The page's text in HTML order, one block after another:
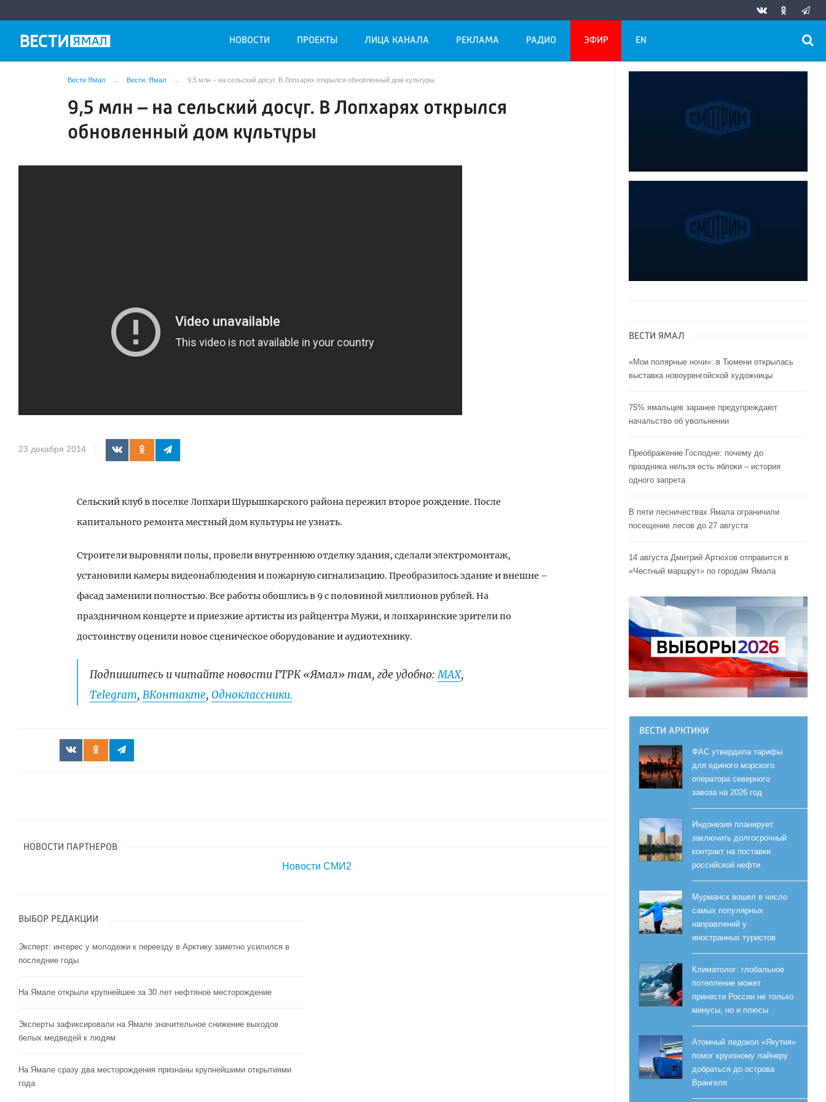
НОВОСТИ ПРОЕКТЫ ЛИЦА КАНАЛА РЕКЛАМА РАДИО ЭФИР EN
Вести Ямал Вести. Ямал 9,5 млн – на сельский досуг. В Лопхарях открылся обновленный дом культуры
9,5 млн – на сельский досуг. В Лопхарях открылся
обновленный дом культуры
23 декабря 2014
Сельский клуб в поселке Лопхари Шурышкарского района пережил второе рождение. После
капитального ремонта местный дом культуры не узнать.
Строители выровняли полы, провели внутреннюю отделку здания, сделали электромонтаж,
установили камеры видеонаблюдения и пожарную сигнализацию. Преобразилось здание и внешне –
фасад заменили полностью. Все работы обошлись в 9 с половиной миллионов рублей. На
праздничном концерте и приезжие артисты из райцентра Мужи, и лопхаринские зрители по
достоинству оценили новое сценическое оборудование и аудиотехнику.
Подпишитесь и читайте новости ГТРК «Ямал» там, где удобно:МАХ,
Telegram,ВКонтакте,Одноклассники.
НОВОСТИ ПАРТНЕРОВ
Новости СМИ2
ВЫБОР РЕДАКЦИИ
Эксперт: интерес у молодежи к переезду в Арктику заметно усилился в
последние годы
На Ямале открыли крупнейшее за 30 лет нефтяное месторождение
Эксперты зафиксировали на Ямале значительное снижение выходов
белых медведей к людям
На Ямале сразу два месторождения признаны крупнейшими открытиями
года
ВЕСТИ ЯМАЛ
«Мои полярные ночи»: в Тюмени открылась
выставка новоуренгойской художницы
75% ямальцев заранее предупреждают
начальство об увольнении
Преображение Господне: почему до
праздника нельзя есть яблоки – история
одного запрета
В пяти лесничествах Ямала ограничили
посещение лесов до 27 августа
14 августа Дмитрий Артюхов отправится в
«Честный маршрут» по городам Ямала
ВЕСТИ АРКТИКИ
ФАС утвердила тарифы
для единого морского
оператора северного
завоза на 2026 год
Индонезия планирует
заключить долгосрочный
контракт на поставки
российской нефти
Мурманск вошел в число
самых популярных
направлений у
иностранных туристов
Климатолог: глобальное
потепление может
принести России не только
минусы, но и плюсы
Атомный ледокол «Якутия»
помог круизному лайнеру
добраться до острова
Врангеля